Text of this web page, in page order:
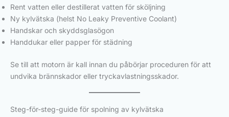
Rent vatten eller destillerat vatten för sköljning
Ny kylvätska (helst No Leaky Preventive Coolant)
Handskar och skyddsglasögon
Handdukar eller papper för städning
Se till att motorn är kall innan du påbörjar proceduren för att
undvika brännskador eller tryckavlastningsskador.
Steg-för-steg-guide för spolning av kylvätska